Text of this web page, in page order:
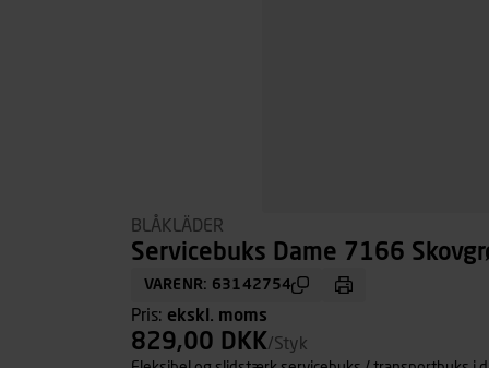
BLÅKLÄDER
Servicebuks Dame 7166
VARENR: 63142754
Pris: ekskl. moms
829,00 DKK/Styk